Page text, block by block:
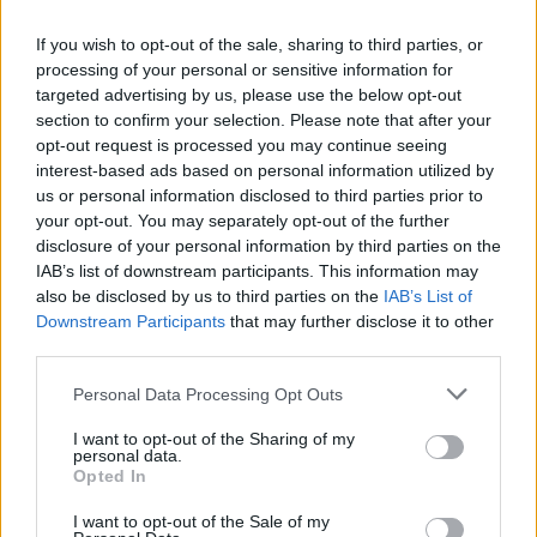
If you wish to opt-out of the sale, sharing to third parties, or
processing of your personal or sensitive information for
targeted advertising by us, please use the below opt-out
section to confirm your selection. Please note that after your
opt-out request is processed you may continue seeing
interest-based ads based on personal information utilized by
us or personal information disclosed to third parties prior to
your opt-out. You may separately opt-out of the further
disclosure of your personal information by third parties on the
IAB’s list of downstream participants. This information may
also be disclosed by us to third parties on the IAB’s List of
Downstream Participants that may further disclose it to other
Personal Data Processing Opt Outs
I want to opt-out of the Sharing of my
personal data.
Opted In
I want to opt-out of the Sale of my
Provádí u nás někdo komplexní ekologická posouzení
projektů domů?
dotaz: 78 - Nezodpovězený
25. dubna 2000 | Zbyněk Herynek a Kateřina Luterová
Jak nejlépe zaizolovat podlahu?
- Zodpovězený
6. dubna 2000 |
Diskuse: 2
dotaz: 44- Zodpovězený
Diskuse: 1